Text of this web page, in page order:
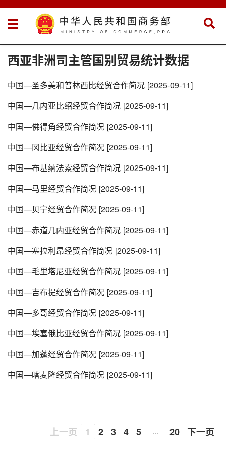
西亚非洲司主管国别贸易统计数据
中国—圣多美和普林西比经贸合作简况 [2025-09-11]
中国—几内亚比绍经贸合作简况 [2025-09-11]
中国—佛得角经贸合作简况 [2025-09-11]
中国—冈比亚经贸合作简况 [2025-09-11]
中国—布基纳法索经贸合作简况 [2025-09-11]
中国—马里经贸合作简况 [2025-09-11]
中国—贝宁经贸合作简况 [2025-09-11]
中国—赤道几内亚经贸合作简况 [2025-09-11]
中国—塞拉利昂经贸合作简况 [2025-09-11]
中国—毛里塔尼亚经贸合作简况 [2025-09-11]
中国—吉布提经贸合作简况 [2025-09-11]
中国—多哥经贸合作简况 [2025-09-11]
中国—埃塞俄比亚经贸合作简况 [2025-09-11]
中国—加蓬经贸合作简况 [2025-09-11]
中国—喀麦隆经贸合作简况 [2025-09-11]
上一页 1 2 3 4 5 … 20 下一页